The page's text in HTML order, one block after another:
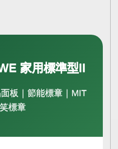
家用標準型II
板｜節能標章｜MIT
標章